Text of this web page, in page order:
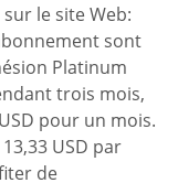
le site Web:
sont
Platinum
trois mois,
pour un mois.
USD par
de